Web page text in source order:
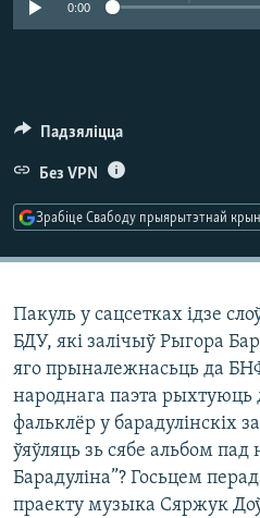
КУЛЬТУРА
МОВА0:00
Падзяліцца
Без VPN
Зрабіце Свабоду прыярытэтнай
Пакуль у сацсетках ідзе
БДУ, які залічыў Рыгора
яго прыналежнасьць да
народнага паэта
фальклёр у барадулінскіх
ўяўляць зь сябе альбом
Барадуліна”? Госьцем
праекту музыка Сяржук